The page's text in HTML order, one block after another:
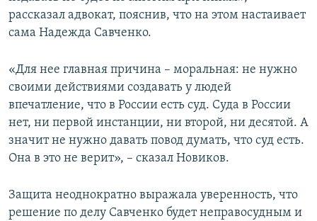
рассказал адвокат, пояснив, что на этом настаивает
сама Надежда Савченко.
«Для нее главная причина – моральная: не нужно
своими действиями создавать у людей
впечатление, что в России есть суд. Суда в России
нет, ни первой инстанции, ни второй, ни десятой. А
значит не нужно давать повод думать, что суд есть.
Она в это не верит», – сказал Новиков.
Защита неоднократно выражала уверенность, что
решение по делу Савченко будет неправосудным и